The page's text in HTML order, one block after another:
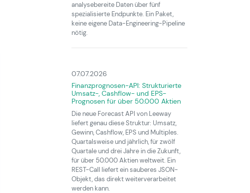
analysebereite Daten über fünf
spezialisierte Endpunkte. Ein Paket,
keine eigene Data-Engineering-Pipeline
nötig.
07.07.2026
Finanzprognosen-API: Strukturierte
Umsatz-, Cashflow- und EPS-
Prognosen für über 50.000 Aktien
Die neue Forecast API von Leeway
liefert genau diese Struktur: Umsatz,
Gewinn, Cashflow, EPS und Multiples.
Quartalsweise und jährlich, für zwölf
Quartale und drei Jahre in die Zukunft,
für über 50.000 Aktien weltweit. Ein
REST-Call liefert ein sauberes JSON-
Objekt, das direkt weiterverarbeitet
werden kann.